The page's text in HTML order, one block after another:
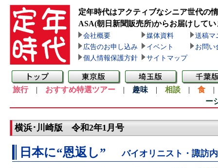
定年時代はアクティブなシニア世代の
ASA(朝日新聞販売所)からお届けしてい
会社概要 媒体資料
送稿マ
広告のお申し込み
イベント
お問い
個人情報保護方針
サイトマップ
旅行| おすすめ特選ツアー | 趣味 | 相談 | 食
ー
横浜･川崎版 令和2年1月号
日本に“恩返し” バイオリニスト・諏訪